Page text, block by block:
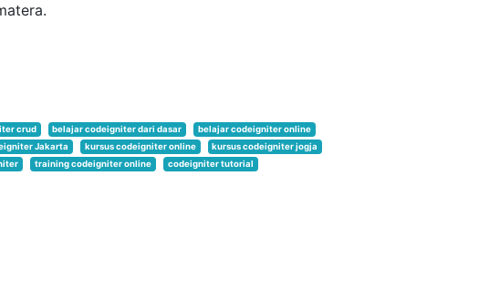
crud belajar codeigniter dari dasar
belajar codeigniter online
Jakarta kursus codeigniter online
kursus codeigniter jogja
training codeigniter online codeigniter tutorial